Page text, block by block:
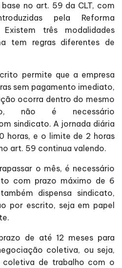
no art. 59 da CLT, com
pela Reforma
três modalidades
tem regras diferentes de
permite que a empresa
sem pagamento imediato,
ocorra dentro do mesmo
não é necessário
sindicato. A jornada diária
horas, e o limite de 2 horas
art. 59 continua valendo.
o mês, é necessário
com prazo máximo de 6
dispensa sindicato,
por escrito, seja em papel
de até 12 meses para
coletiva, ou seja,
coletiva de trabalho com o